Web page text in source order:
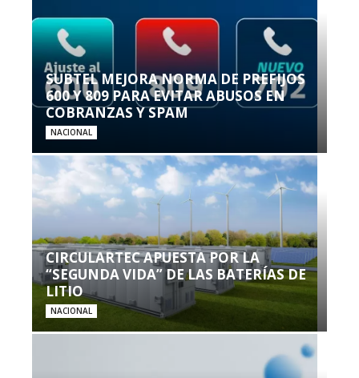
SUBTEL MEJORA NORMA DE PREFIJOS
600 Y 809 PARA EVITAR ABUSOS EN
COBRANZAS Y SPAM
NACIONAL
CIRCULARTEC APUESTA POR LA
“SEGUNDA VIDA” DE LAS BATERÍAS DE
LITIO
NACIONAL